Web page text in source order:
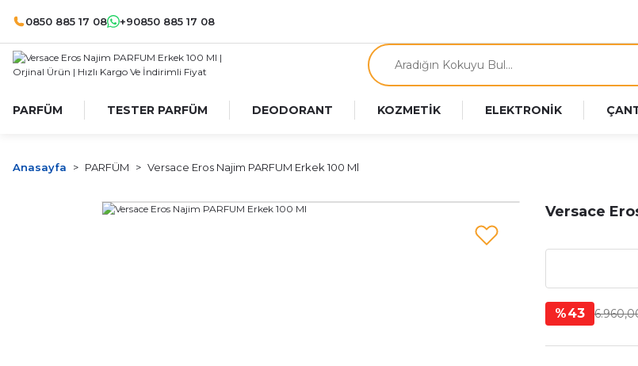
0850 885 17 08 +90850 885 17 08
PARFÜM TESTER PARFÜM DEODORANT KOZMETİK ELEKTRONİK
Anasayfa PARFÜM Versace Eros Najim PARFUM Erkek 100 Ml
Versace
%43